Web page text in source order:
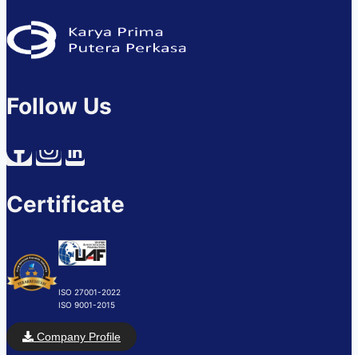
Follow Us
Certificate
ISO 27001-2022
ISO 9001-2015
Company Profile